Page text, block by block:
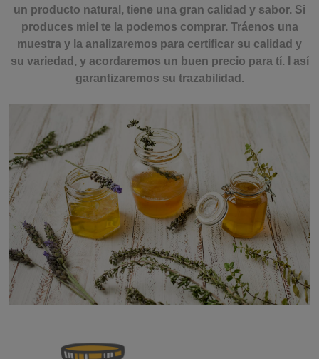
un producto natural, tiene una gran calidad y sabor. Si
produces miel te la podemos comprar. Tráenos una
muestra y la analizaremos para certificar su calidad y
su variedad, y acordaremos un buen precio para tí. I así
garantizaremos su trazabilidad.